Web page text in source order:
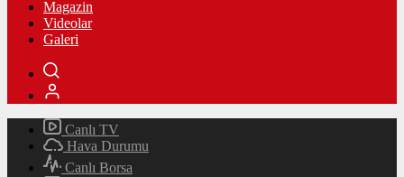
Magazin
Videolar
Galeri
Canlı TV
Hava Durumu
Canlı Borsa